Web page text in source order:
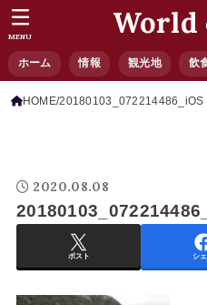
ホーム 情報 観光地 飲
MENU
HOME 20180103_072214486_iOS
2020.08.08
ポスト シ